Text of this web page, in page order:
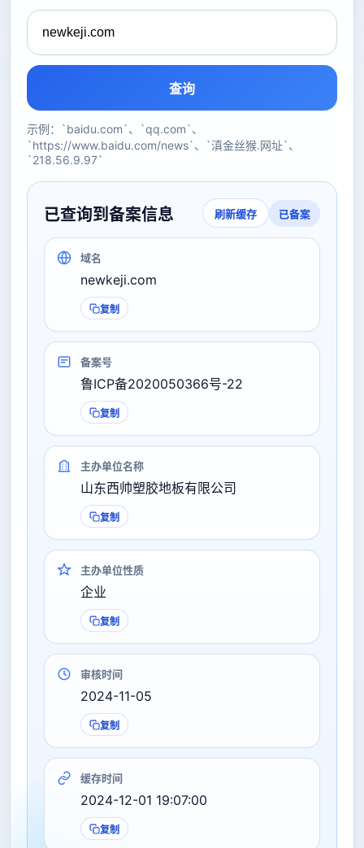
查询
示例：`baidu.com`、`qq.com`、
`https://www.baidu.com/news`、`滇金丝猴.网址`、
`218.56.9.97`
已查询到备案信息 刷新缓存 已备案
域名
newkeji.com
复制
备案号
鲁ICP备2020050366号-22
复制
主办单位名称
山东西帅塑胶地板有限公司
复制
主办单位性质
企业
复制
审核时间
2024-11-05
复制
缓存时间
2024-12-01 19:07:00
复制